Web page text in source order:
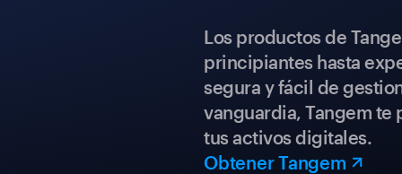
Los productos de
principiantes hasta
segura y fácil de
vanguardia, Tangem
tus activos digitales.
Obtener Tangem